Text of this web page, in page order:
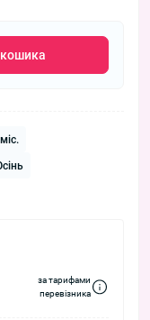
за тарифами
перевізника